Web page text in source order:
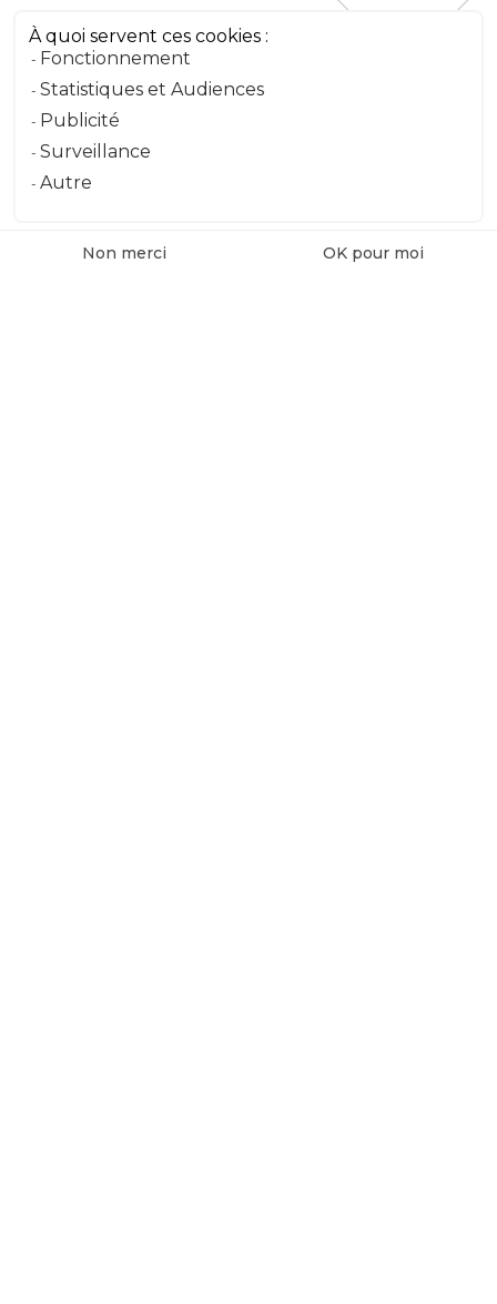
À quoi servent ces cookies :
Fonctionnement
Statistiques et Audiences
Publicité
Surveillance
Autre
Non merci OK pour moi